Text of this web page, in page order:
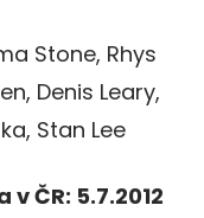
Stone, Rhys
Denis Leary,
Stan Lee
v ČR: 5.7.2012